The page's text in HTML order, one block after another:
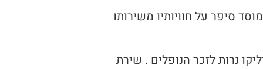
סיפר על חוויותיו משירותו
נרות לזכר הנופלים . שירת